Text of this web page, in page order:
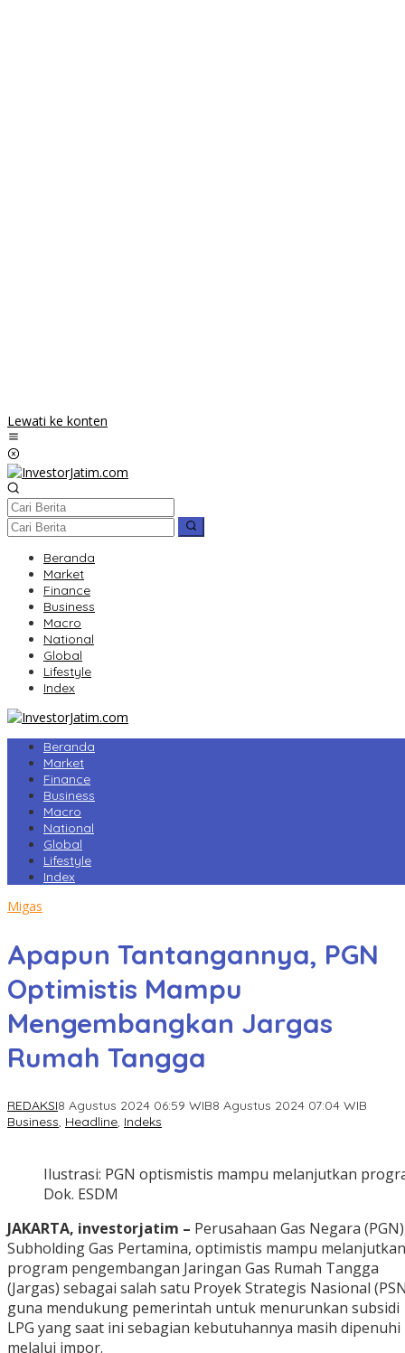
Lewati ke konten
Beranda
Market
Finance
Business
Macro
National
Global
Lifestyle
Index
Beranda
Market
Finance
Business
Macro
National
Global
Lifestyle
Index
Migas
Apapun Tantangannya, PGN
Optimistis Mampu
Mengembangkan Jargas
Rumah Tangga
REDAKSI8 Agustus 2024 06:59 WIB8 Agustus 2024 07:04 WIB
Business, Headline, Indeks
Ilustrasi: PGN optismistis mampu melanjutkan
Dok. ESDM
JAKARTA, investorjatim – Perusahaan Gas Negara
Subholding Gas Pertamina, optimistis mampu melanjutkan
program pengembangan Jaringan Gas Rumah Tangga
(Jargas) sebagai salah satu Proyek Strategis Nasional
guna mendukung pemerintah untuk menurunkan subsidi
LPG yang saat ini sebagian kebutuhannya masih dipenuhi
melalui impor.